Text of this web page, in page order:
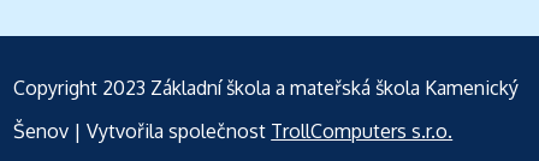
Copyright 2023 Základní škola a mateřská škola Kamenický
Šenov | Vytvořila společnost TrollComputers s.r.o.